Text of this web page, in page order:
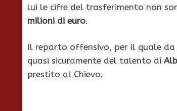
lui le cifre del trasferimento non
milioni di euro.
Il reparto offensivo, per il quale da
quasi sicuramente del talento di
prestito al Chievo.